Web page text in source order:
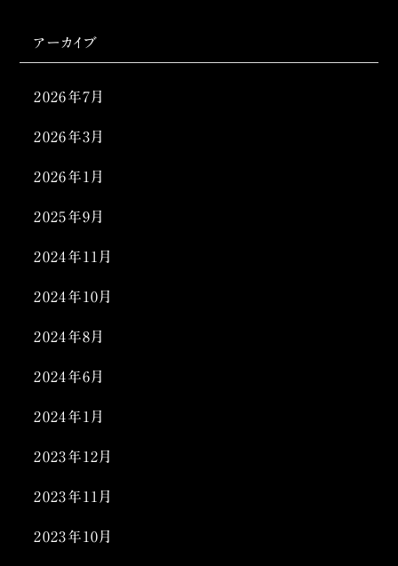
アーカイブ
2026年7月
2026年3月
2026年1月
2025年9月
2024年11月
2024年10月
2024年8月
2024年6月
2024年1月
2023年12月
2023年11月
2023年10月